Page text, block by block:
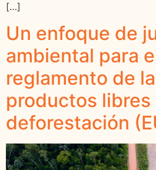
[…]
Un enfoque de
ambiental para
reglamento de
productos libres
deforestación